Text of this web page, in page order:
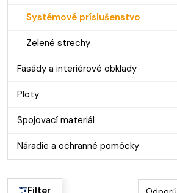
Systémové príslušenstvo
Zelené strechy
Fasády a interiérové obklady
Ploty
Spojovací materiál
Náradie a ochranné pomôcky
Filter